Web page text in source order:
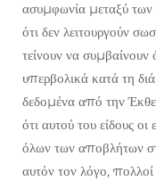
ασυμφωνία μεταξύ των
ότι δεν λειτουργούν
τείνουν να συμβαίνουν
υπερβολικά κατά τη
δεδομένα από την
ότι αυτού του είδους
όλων των αποβλήτων
αυτόν τον λόγο,